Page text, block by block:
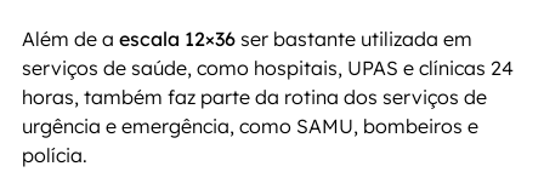
Além de a escala 12×36 ser bastante utilizada em
serviços de saúde, como hospitais, UPAS e clínicas 24
horas, também faz parte da rotina dos serviços de
urgência e emergência, como SAMU, bombeiros e
polícia.